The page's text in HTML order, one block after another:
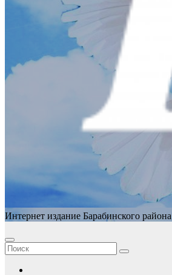
Интернет издание Барабинского района